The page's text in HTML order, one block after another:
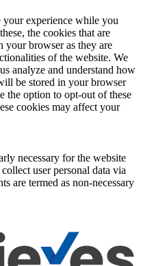
your experience while you
the cookies that are
your browser as they are
of the website. We
analyze and understand how
be stored in your browser
the option to opt-out of these
cookies may affect your
necessary for the website
user personal data via
are termed as non-necessary